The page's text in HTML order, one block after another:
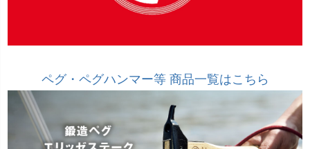
ペグ・ペグハンマー等 商品一覧はこちら